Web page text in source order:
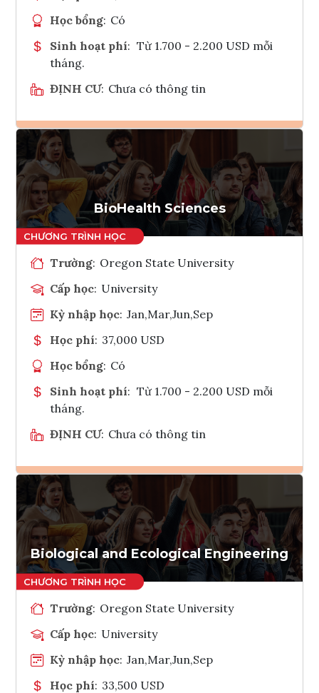
Học bổng: Có
Sinh hoạt phí: Từ 1.700 - 2.200 USD mỗi
tháng.
ĐỊNH CƯ: Chưa có thông tin
Ghi danh
Tham vấn Interlink
BioHealth Sciences
Trường: Oregon State University
Cấp học: University
Kỳ nhập học: Jan,Mar,Jun,Sep
Học phí: 37,000 USD
Học bổng: Có
Sinh hoạt phí: Từ 1.700 - 2.200 USD mỗi
tháng.
ĐỊNH CƯ: Chưa có thông tin
Ghi danh
Tham vấn Interlink
Biological and Ecological Engineering
Trường: Oregon State University
Cấp học: University
Kỳ nhập học: Jan,Mar,Jun,Sep
Học phí: 33,500 USD